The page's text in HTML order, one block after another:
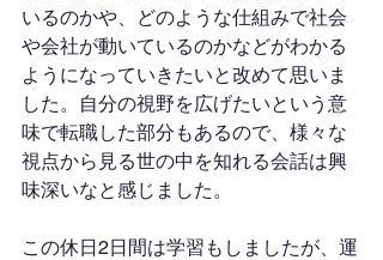
いるのかや、どのような仕組みで社会
や会社が動いているのかなどがわかる
ようになっていきたいと改めて思いま
した。自分の視野を広げたいという意
味で転職した部分もあるので、様々な
視点から見る世の中を知れる会話は興
味深いなと感じました。
この休日2日間は学習もしましたが、運